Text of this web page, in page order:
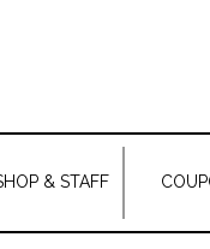
& STAFF